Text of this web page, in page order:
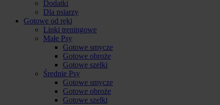
Dodatki
Dla psiarzy
Gotowe od ręki
Linki treningowe
Małe Psy
Gotowe smycze
Gotowe obroże
Gotowe szelki
Średnie Psy
Gotowe smycze
Gotowe obroże
Gotowe szelki